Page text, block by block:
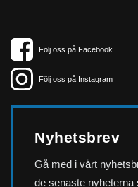
Följ oss på Facebook
Följ oss på Instagram
Nyhetsbrev
Gå med i vårt
de senaste nyheterna